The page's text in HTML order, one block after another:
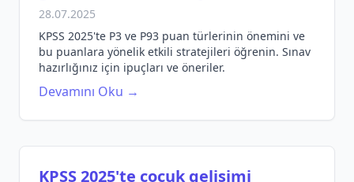
28.07.2025
KPSS 2025'te P3 ve P93 puan türlerinin önemini ve
bu puanlara yönelik etkili stratejileri öğrenin. Sınav
hazırlığınız için ipuçları ve öneriler.
Devamını Oku →
KPSS 2025'te çocuk gelişimi